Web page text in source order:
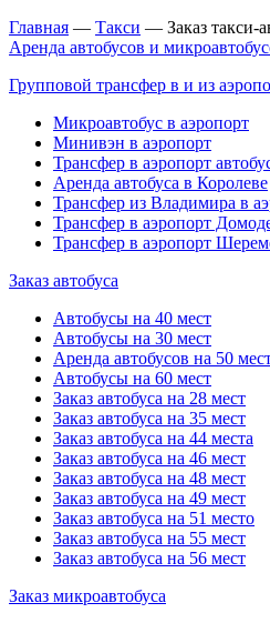
Главная — Такси — Заказ такси-
Аренда автобусов и
Групповой трансфер в и из
Микроавтобус в аэропорт
Минивэн в аэропорт
Трансфер в аэропорт
Аренда автобуса в Королеве
Трансфер из Владимира в
Трансфер в аэропорт
Трансфер в аэропорт
Заказ автобуса
Автобусы на 40 мест
Автобусы на 30 мест
Аренда автобусов на 50
Автобусы на 60 мест
Заказ автобуса на 28 мест
Заказ автобуса на 35 мест
Заказ автобуса на 44 места
Заказ автобуса на 46 мест
Заказ автобуса на 48 мест
Заказ автобуса на 49 мест
Заказ автобуса на 51 место
Заказ автобуса на 55 мест
Заказ автобуса на 56 мест
Заказ микроавтобуса